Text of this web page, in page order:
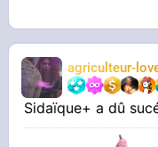
Sidaïque+ a dû